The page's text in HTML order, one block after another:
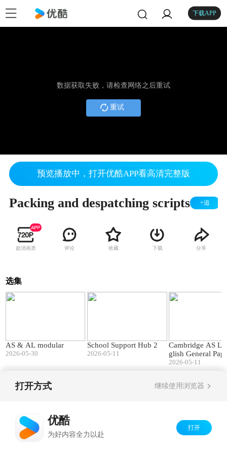
下载APP
数据获取失败，请检查网络之后重试
重试
预览播放中，打开优酷APP看高清完整版
Packing and despatching scripts +追
超清画质 评论 收藏 下载 分享
选集
AS & AL modular
2026-05-30
School Support Hub 2
2026-05-11
Cambridge AS
glish General
t's changed
2026-05-11
打开方式 继续使用浏览器
优酷
为好内容全力以赴
打开